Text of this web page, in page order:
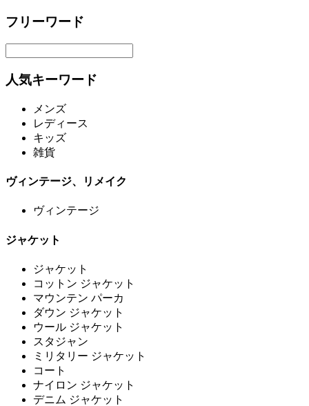
フリーワード
人気キーワード
メンズ
レディース
キッズ
雑貨
ヴィンテージ、リメイク
ヴィンテージ
ジャケット
ジャケット
コットン ジャケット
マウンテン パーカ
ダウン ジャケット
ウール ジャケット
スタジャン
ミリタリー ジャケット
コート
ナイロン ジャケット
デニム ジャケット